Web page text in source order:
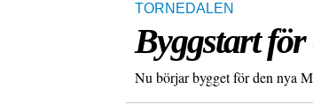
TORNEDALEN
Byggstart
Nu börjar bygget för den nya